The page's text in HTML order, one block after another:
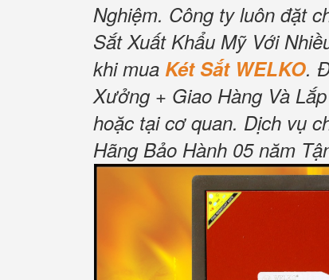
Nghiệm. Công ty luôn đặt
Sắt Xuất Khẩu Mỹ Với
khi mua Két Sắt WELKO.
Xưởng + Giao Hàng Và
hoặc tại cơ quan. Dịch vụ
Hãng Bảo Hành 05 năm